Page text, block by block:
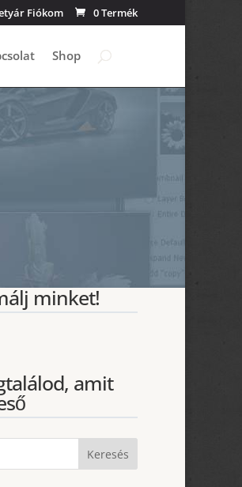
Fiókom 0 Termék
Shop
minket!
amit